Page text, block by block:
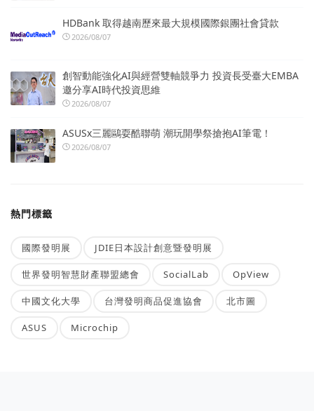
HDBank 取得越南歷來最大規模國際銀團社會貸款
2026/08/07
創智動能強化AI與經營雙軸競爭力 投資長受臺大EMBA
邀分享AI時代投資思維
2026/08/07
ASUSx三麗鷗耍酷聯萌 潮玩開學祭搶抱AI筆電！
2026/08/07
熱門標籤
國際發明展 JDIE日本設計創意暨發明展
世界發明智慧財產聯盟總會 SocialLab OpView
中國文化大學 台灣發明商品促進協會 北市圖
ASUS Microchip